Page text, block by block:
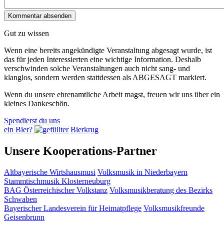
Gut zu wissen
Wenn eine bereits ange­kündigte Veranstaltung abgesagt wurde, ist
das für jeden Interessierten eine wichtige Information. Deshalb
verschwinden solche Veran­staltungen auch nicht sang- und
klanglos, sondern werden statt­dessen alsABGESAGT markiert.
Wenn du unsere ehrenamtliche Arbeit magst, freuen wir uns über ein
kleines Dankeschön.
Spendierst du uns
ein Bier?
Unsere Kooperations-Partner
Altbayerische Wirtshausmusi Volksmusik in Niederbayern
Stammtischmusik Klosterneuburg
BAG Österreichischer Volkstanz Volksmusikberatung des Bezirks
Schwaben
Bayerischer Landesverein für Heimatpflege Volksmusikfreunde
Geisenbrunn